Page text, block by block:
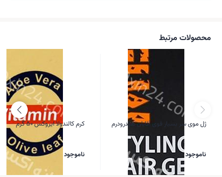
محصولات مرتبط
ژل موی سر بسیار قوی آقایان هیدرودرم
ناموجود
کرم کالندولا ایروکس 50 گرم
ناموجود